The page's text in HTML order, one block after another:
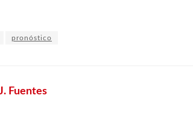
pronóstico
Fuentes